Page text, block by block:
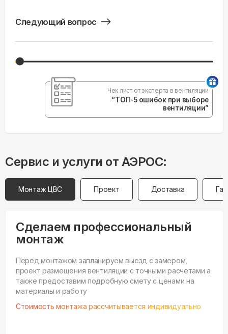
Следующий вопрос
Чек лист от эксперта в вентиляции
“ТОП-5 ошибок при выборе
вентиляции”
Сервис и услуги от АЭРОС:
Монтаж ЦВС Проект Доставка
Сделаем профессиональный
монтаж
Перед монтажом запланируем выезд с замером,
проект размещения вентиляции с точными расчетами а
также предоставим подробную смету с ценами на
материалы и работу
Стоимость монтажа рассчитывается индивидуально